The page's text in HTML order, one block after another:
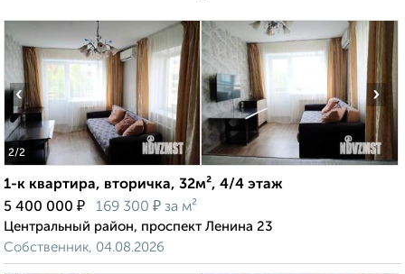
2/2
‹ ›
1-к квартира, вторичка, 32м², 4/4 этаж
5 400 000 ₽ 169 300 ₽ за м²
Центральный район, проспект Ленина 23
Собственник, 04.08.2026